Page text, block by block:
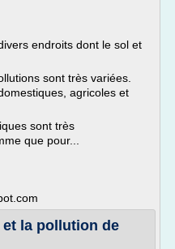
endroits dont le sol et
sont très variées.
agricoles et
sont très
que pour...
la pollution de